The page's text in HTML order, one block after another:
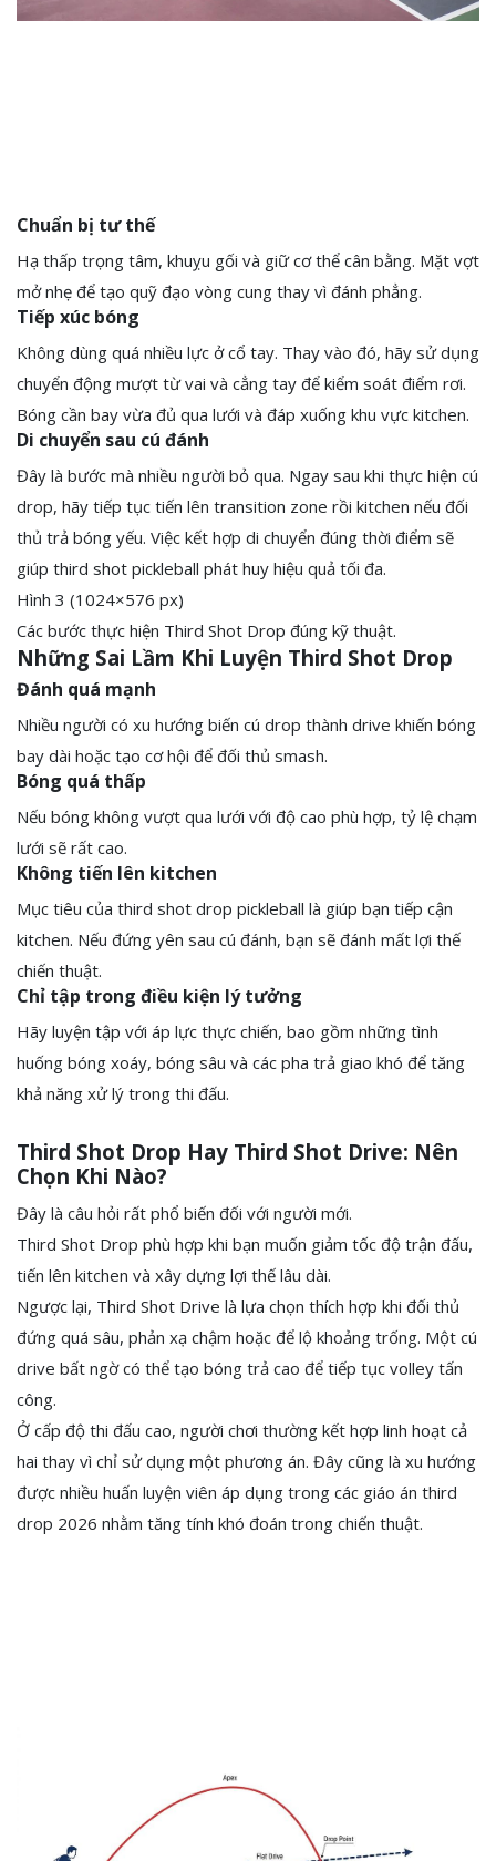
Chuẩn bị tư thế
Hạ thấp trọng tâm, khuỵu gối và giữ cơ thể cân bằng. Mặt vợt
mở nhẹ để tạo quỹ đạo vòng cung thay vì đánh phẳng.
Tiếp xúc bóng
Không dùng quá nhiều lực ở cổ tay. Thay vào đó, hãy sử dụng
chuyển động mượt từ vai và cẳng tay để kiểm soát điểm rơi.
Bóng cần bay vừa đủ qua lưới và đáp xuống khu vực kitchen.
Di chuyển sau cú đánh
Đây là bước mà nhiều người bỏ qua. Ngay sau khi thực hiện cú
drop, hãy tiếp tục tiến lên transition zone rồi kitchen nếu đối
thủ trả bóng yếu. Việc kết hợp di chuyển đúng thời điểm sẽ
giúp third shot pickleball phát huy hiệu quả tối đa.
Hình 3 (1024×576 px)
Các bước thực hiện Third Shot Drop đúng kỹ thuật.
Những Sai Lầm Khi Luyện Third Shot Drop
Đánh quá mạnh
Nhiều người có xu hướng biến cú drop thành drive khiến bóng
bay dài hoặc tạo cơ hội để đối thủ smash.
Bóng quá thấp
Nếu bóng không vượt qua lưới với độ cao phù hợp, tỷ lệ chạm
lưới sẽ rất cao.
Không tiến lên kitchen
Mục tiêu của third shot drop pickleball là giúp bạn tiếp cận
kitchen. Nếu đứng yên sau cú đánh, bạn sẽ đánh mất lợi thế
chiến thuật.
Chỉ tập trong điều kiện lý tưởng
Hãy luyện tập với áp lực thực chiến, bao gồm những tình
huống bóng xoáy, bóng sâu và các pha trả giao khó để tăng
khả năng xử lý trong thi đấu.
Third Shot Drop Hay Third Shot Drive: Nên
Chọn Khi Nào?
Đây là câu hỏi rất phổ biến đối với người mới.
Third Shot Drop phù hợp khi bạn muốn giảm tốc độ trận đấu,
tiến lên kitchen và xây dựng lợi thế lâu dài.
Ngược lại, Third Shot Drive là lựa chọn thích hợp khi đối thủ
đứng quá sâu, phản xạ chậm hoặc để lộ khoảng trống. Một cú
drive bất ngờ có thể tạo bóng trả cao để tiếp tục volley tấn
công.
Ở cấp độ thi đấu cao, người chơi thường kết hợp linh hoạt cả
hai thay vì chỉ sử dụng một phương án. Đây cũng là xu hướng
được nhiều huấn luyện viên áp dụng trong các giáo án third
drop 2026 nhằm tăng tính khó đoán trong chiến thuật.